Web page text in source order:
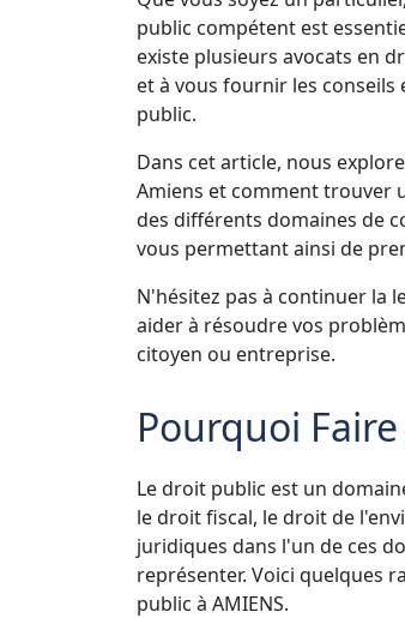
public compétent est
existe plusieurs avocats en
et à vous fournir les
public.
Dans cet article, nous
Amiens et comment trouver
des différents domaines de
vous permettant ainsi de
N'hésitez pas à continuer la
aider à résoudre vos
citoyen ou entreprise.
Pourquoi
Le droit public est un
le droit fiscal, le droit de
juridiques dans l'un de ces
représenter. Voici quelques
public à AMIENS.